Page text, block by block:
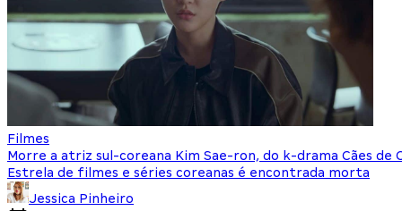
Filmes
Morre a atriz sul-coreana Kim Sae-ron, do k-drama Cães de
Estrela de filmes e séries coreanas é encontrada morta
Jessica Pinheiro